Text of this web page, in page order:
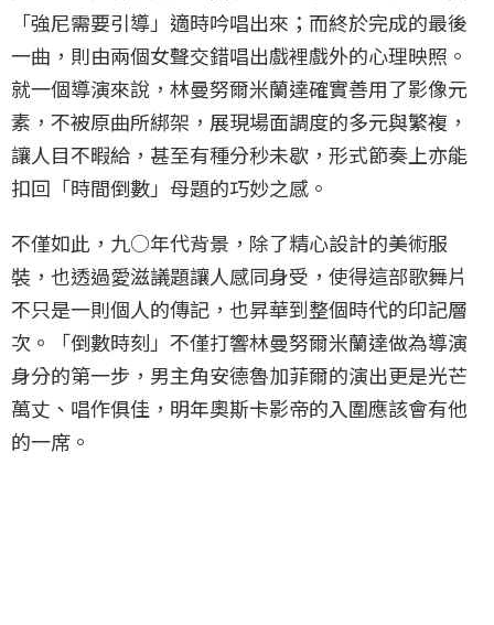
「強尼需要引導」適時吟唱出來；而終於完成的最後
一曲，則由兩個女聲交錯唱出戲裡戲外的心理映照。
就一個導演來說，林曼努爾米蘭達確實善用了影像元
素，不被原曲所綁架，展現場面調度的多元與繁複，
讓人目不暇給，甚至有種分秒未歇，形式節奏上亦能
扣回「時間倒數」母題的巧妙之感。
不僅如此，九○年代背景，除了精心設計的美術服
裝，也透過愛滋議題讓人感同身受，使得這部歌舞片
不只是一則個人的傳記，也昇華到整個時代的印記層
次。「倒數時刻」不僅打響林曼努爾米蘭達做為導演
身分的第一步，男主角安德魯加菲爾的演出更是光芒
萬丈、唱作俱佳，明年奧斯卡影帝的入圍應該會有他
的一席。